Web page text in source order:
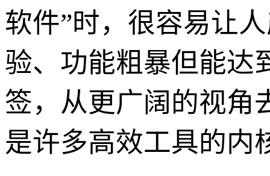
软件”时，很容易让
验、功能粗暴但能达
签，从更广阔的视角
是许多高效工具的内